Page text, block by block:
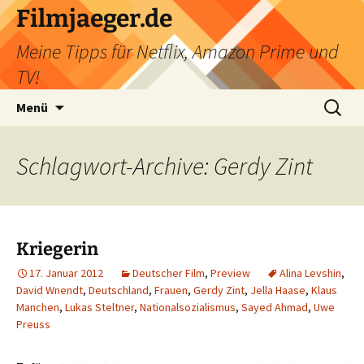
Filmjaeger.de
Meine Tipps für Netflix, Amazon Prime und
TV!
Menü
Suche
nach:
Schlagwort-Archive: Gerdy Zint
Kriegerin
17. Januar 2012 Deutscher Film, Preview Alina Levshin,
David Wnendt, Deutschland, Frauen, Gerdy Zint, Jella Haase, Klaus
Manchen, Lukas Steltner, Nationalsozialismus, Sayed Ahmad, Uwe
Preuss